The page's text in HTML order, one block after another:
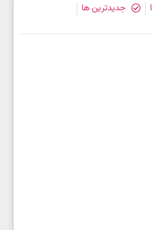
جدیدترین ها